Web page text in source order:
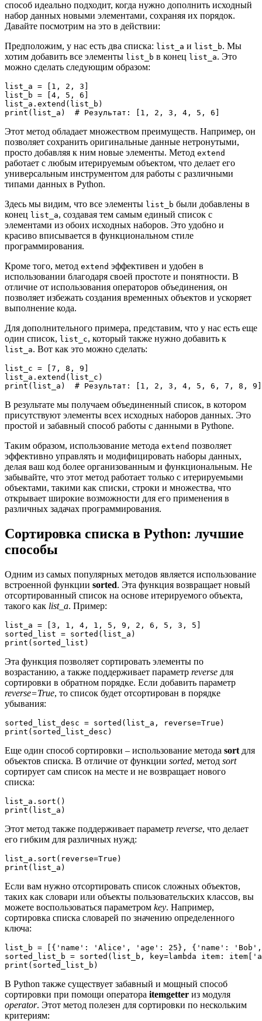
способ идеально подходит, когда нужно дополнить исходный
набор данных новыми элементами, сохраняя их порядок.
Давайте посмотрим на это в действии:
Предположим, у нас есть два списка: list_a и list_b. Мы
хотим добавить все элементы list_b в конец list_a. Это
можно сделать следующим образом:
list_a = [1, 2, 3]
list_b = [4, 5, 6]
list_a.extend(list_b)
Этот метод обладает множеством преимуществ. Например, он
позволяет сохранить оригинальные данные нетронутыми,
просто добавляя к ним новые элементы. Метод extend
работает с любым итерируемым объектом, что делает его
универсальным инструментом для работы с различными
типами данных в Python.
Здесь мы видим, что все элементы list_b были добавлены в
конец list_a, создавая тем самым единый список с
элементами из обоих исходных наборов. Это удобно и
красиво вписывается в функциональном стиле
программирования.
Кроме того, метод extend эффективен и удобен в
использовании благодаря своей простоте и понятности. В
отличие от использования операторов объединения, он
позволяет избежать создания временных объектов и ускоряет
выполнение кода.
Для дополнительного примера, представим, что у нас есть еще
один список, list_c, который также нужно добавить к
list_a. Вот как это можно сделать:
list_c = [7, 8, 9]
list_a.extend(list_c)
В результате мы получаем объединенный список, в котором
присутствуют элементы всех исходных наборов данных. Это
простой и забавный способ работы с данными в Pythonе.
Таким образом, использование метода extend позволяет
эффективно управлять и модифицировать наборы данных,
делая ваш код более организованным и функциональным. Не
забывайте, что этот метод работает только с итерируемыми
объектами, такими как списки, строки и множества, что
открывает широкие возможности для его применения в
различных задачах программирования.
Сортировка списка в Python: лучшие
способы
Одним из самых популярных методов является использование
встроенной функции sorted. Эта функция возвращает новый
отсортированный список на основе итерируемого объекта,
такого как list_a. Пример:
list_a = [3, 1, 4, 1, 5, 9, 2, 6, 5, 3, 5]
sorted_list = sorted(list_a)
Эта функция позволяет сортировать элементы по
возрастанию, а также поддерживает параметр reverse для
сортировки в обратном порядке. Если добавить параметр
reverse=True, то список будет отсортирован в порядке
убывания:
sorted_list_desc = sorted(list_a, reverse=True)
Еще один способ сортировки – использование метода sort для
объектов списка. В отличие от функции sorted, метод sort
сортирует сам список на месте и не возвращает нового
списка:
list_a.sort()
Этот метод также поддерживает параметр reverse, что делает
его гибким для различных нужд:
list_a.sort(reverse=True)
Если вам нужно отсортировать список сложных объектов,
таких как словари или объекты пользовательских классов, вы
можете воспользоваться параметром key. Например,
сортировка списка словарей по значению определенного
ключа:
list_b = [{'name': 'Alice', 'age': 25}, {'name':
sorted_list_b = sorted(list_b, key=lambda item:
В Python также существует забавный и мощный способ
сортировки при помощи оператора itemgetter из модуля
operator. Этот метод полезен для сортировки по нескольким
критериям: